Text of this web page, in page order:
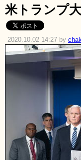
米トランプ
2020.10.02 14:27 by